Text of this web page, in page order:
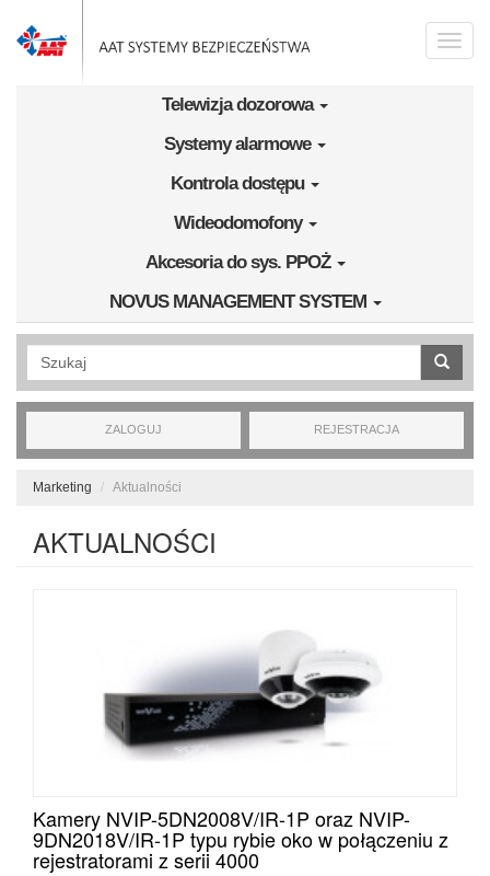
Toggle
Telewizja dozorowa
Systemy alarmowe
Kontrola dostępu
Wideodomofony
Akcesoria do sys. PPOŻ
NOVUS MANAGEMENT SYSTEM
Wyszukiwanie pełnotekstowe
ZALOGUJ REJESTRACJA
Marketing Aktualności
AKTUALNOŚCI
Kamery NVIP-5DN2008V/IR-1P oraz NVIP-
9DN2018V/IR-1P typu rybie oko w połączeniu z
rejestratorami z serii 4000